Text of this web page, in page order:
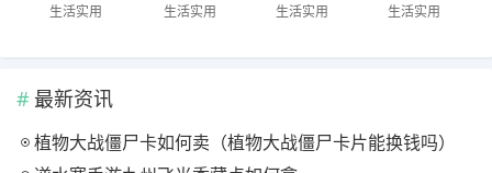
生活实用 生活实用 生活实用 生活实用
最新资讯
植物大战僵尸卡如何卖（植物大战僵尸卡片能换钱吗）